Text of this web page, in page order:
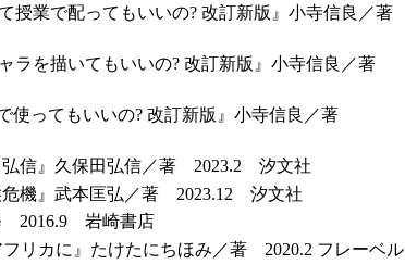
授業で配ってもいいの? 改訂新版』小寺信良／著
ラを描いてもいいの? 改訂新版』小寺信良／著
使ってもいいの? 改訂新版』小寺信良／著
弘信』久保田弘信／著 2023.2 汐文社
危機』武本匡弘／著 2023.12 汐文社
2016.9 岩崎書店
リカに』たけたにちほみ／著 2020.2 フレーベル